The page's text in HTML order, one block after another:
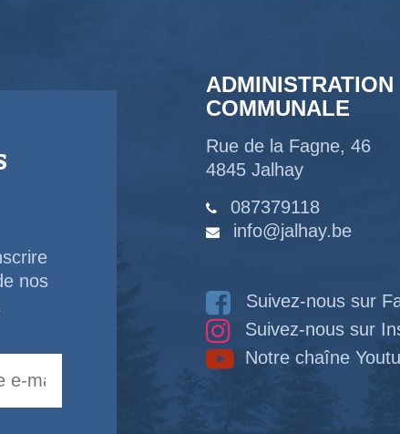
nos
ADMINISTRATION
COMMUNALE
Rue de la Fagne, 46
4845 Jalhay
087379118
info@jalhay.be
Suivez-nous sur
Suivez-nous sur
Notre chaîne